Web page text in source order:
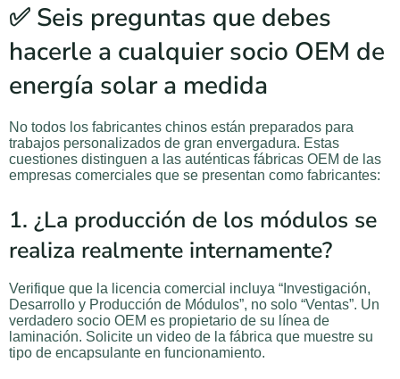
✅ Seis preguntas que debes
hacerle a cualquier socio OEM de
energía solar a medida
No todos los fabricantes chinos están preparados para
trabajos personalizados de gran envergadura. Estas
cuestiones distinguen a las auténticas fábricas OEM de las
empresas comerciales que se presentan como fabricantes:
1. ¿La producción de los módulos se
realiza realmente internamente?
Verifique que la licencia comercial incluya “Investigación,
Desarrollo y Producción de Módulos”, no solo “Ventas”. Un
verdadero socio OEM es propietario de su línea de
laminación. Solicite un video de la fábrica que muestre su
tipo de encapsulante en funcionamiento.